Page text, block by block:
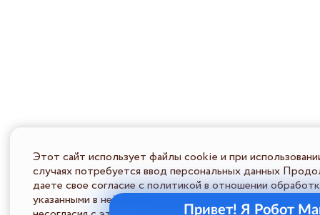
Этот сайт использует файлы cookie и при
случаях потребуется ввод персональных данных
даете свое согласие с политикой в отношении
указанными в ней условиями обработки персональной
Привет! Я Робот